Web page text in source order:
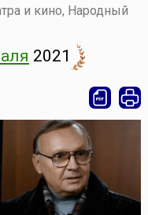
и кино, Народный
2021